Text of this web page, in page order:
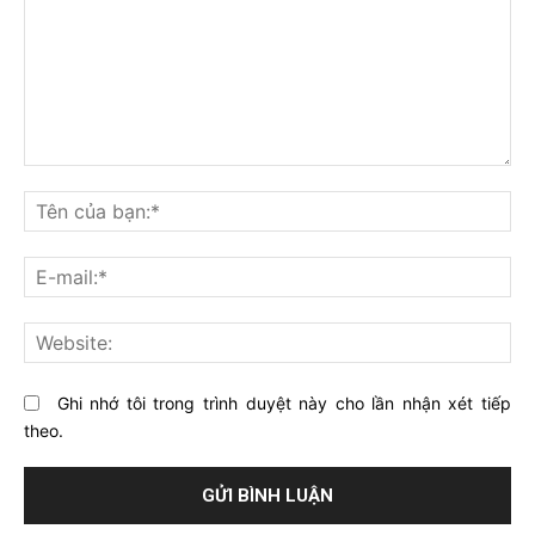
nghĩ
gì
về
bài
viết
này?
Ghi nhớ tôi trong trình duyệt này cho lần nhận xét tiếp
theo.